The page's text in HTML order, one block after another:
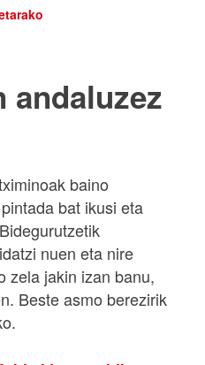
andaluzez
baino
bat ikusi eta
nuen eta nire
zela jakin izan banu,
Beste asmo berezirik